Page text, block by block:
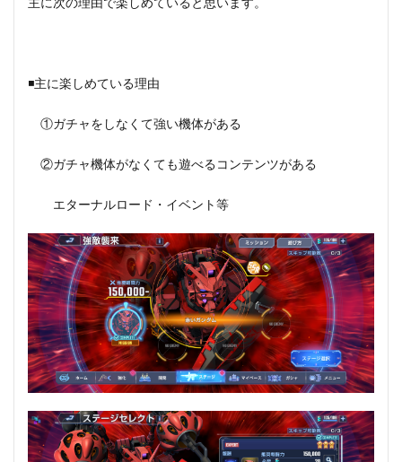
◾️主に楽しめている理由
①ガチャをしなくて強い機体がある
②ガチャ機体がなくても遊べるコンテンツがある
エターナルロード・イベント等